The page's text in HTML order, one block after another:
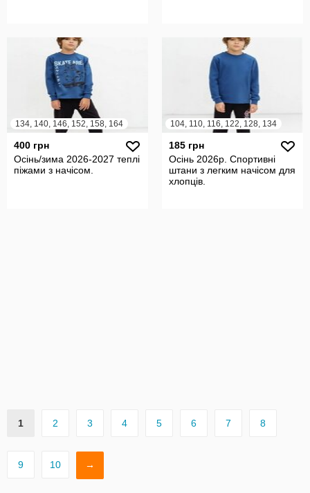
134, 140, 146, 152, 158, 164
400 грн
Осінь/зима 2026-2027 теплі
піжами з начісом.
104, 110, 116, 122, 128, 134
185 грн
Осінь 2026р. Спортивні
штани з легким начісом для
хлопців.
1 2 3 4 5 6 7 8
9 10 →